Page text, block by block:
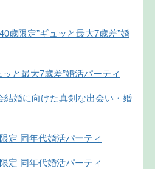
歳限定”ギュッと最大7歳差”婚
と最大7歳差”婚活パーティ
結婚に向けた真剣な出会い・婚
定 同年代婚活パーティ
定 同年代婚活パーティ